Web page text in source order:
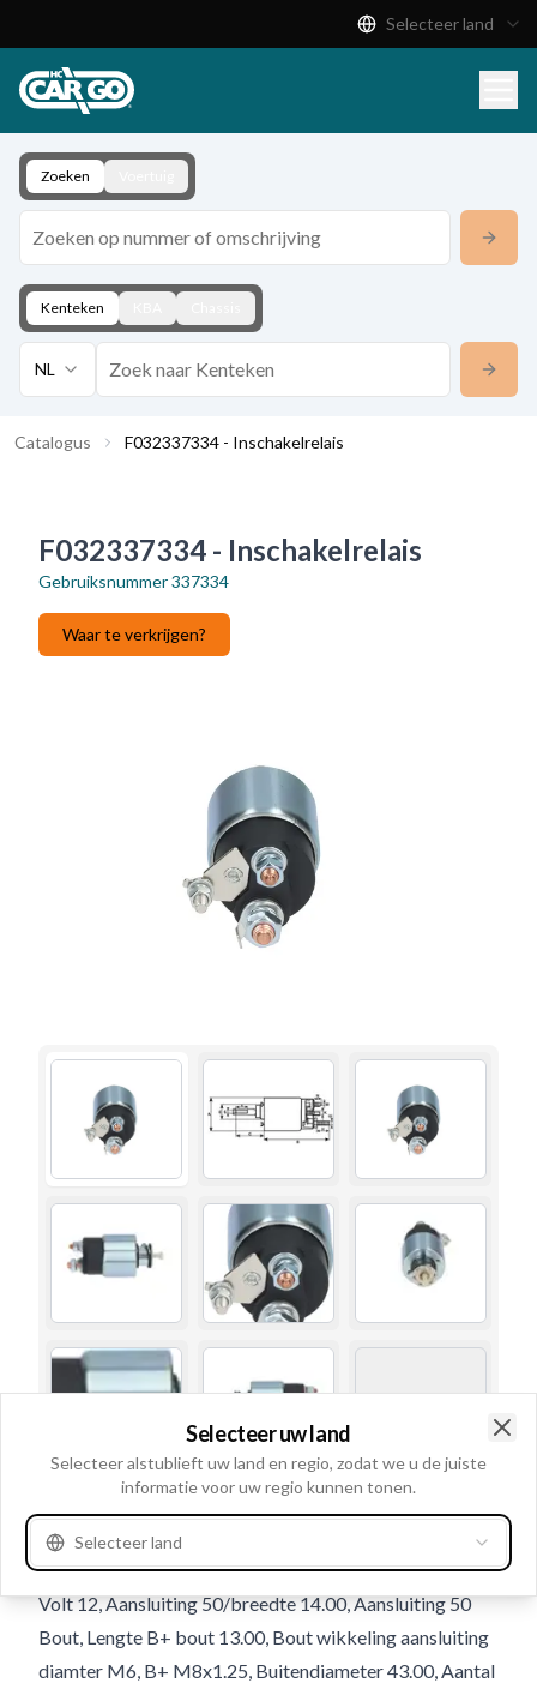
Download
Contact
Selecteer land
Zoeken
Kenteken
NL
Catalogus F032337334 - Inschakelrelais
F032337334 - Inschakelrelais
Gebruiksnummer337334
Waar te verkrijgen?
Gebruiksnummer337334
Details en beschrijving
Volt 12, Aansluiting 50/breedte 14.00, Aansluiting 50
Bout, Lengte B+ bout 13.00, Bout wikkeling aansluiting
diamter M6, B+ M8x1.25, Buitendiameter 43.00, Aantal
Selecteer uw land
Selecteer alstublieft uw land en regio, zodat we u de juiste
informatie voor uw regio kunnen tonen.
Selecteer land